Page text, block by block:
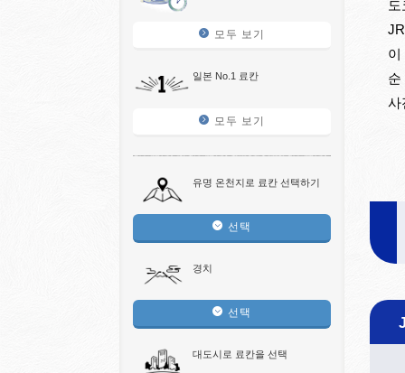
모두 보기
일본 No.1 료칸
모두 보기
유명 온천지로 료칸 선택하기
선택
경치
선택
대도시로 료칸을 선택
이
순
사